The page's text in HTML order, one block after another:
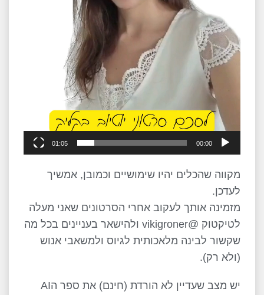
00:00
01:05
מקווה שהכלים יהיו שימושיים וכמובן, אמשיך
לעדכן.
מזמינה אותך לעקוב אחרי הסרטונים שאני מעלה
לטיקטוק @vikigroner ולהישאר בעניינים בכל מה
שקשור לבינה מלאכותית לגיוס ולמשאבי אנוש
(ולא רק).
יש מצב שעדיין לא הורדת (חינם) את ספר הAI